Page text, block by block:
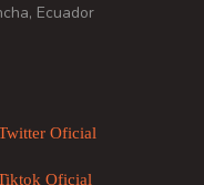
Ecuador
Oficial
Oficial